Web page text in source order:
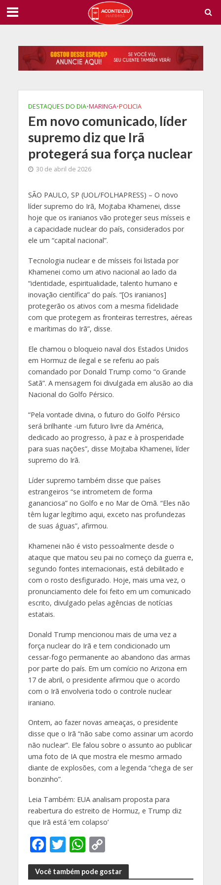
DESTAQUES DO DIA•MARINGA•POLICIA
Em novo comunicado, líder
supremo diz que Irã
protegerá sua força nuclear
30 de abril de 2026
SÃO PAULO, SP (UOL/FOLHAPRESS) – O novo
líder supremo do Irã, Mojtaba Khamenei, disse
hoje que os iranianos vão proteger seus mísseis e
a capacidade nuclear do país, considerados por
ele um “capital nacional”.
Tecnologia nuclear e de mísseis foi listada por
Khamenei como um ativo nacional ao lado da
“identidade, espiritualidade, talento humano e
inovação científica” do país. “[Os iranianos]
protegerão os ativos com a mesma fidelidade
com que protegem as fronteiras terrestres, aéreas
e marítimas do Irã”, disse.
Ele chamou o bloqueio naval dos Estados Unidos
em Hormuz de ilegal e se referiu ao país
comandado por Donald Trump como “o Grande
Satã”. A mensagem foi divulgada em alusão ao dia
Nacional do Golfo Pérsico.
“Pela vontade divina, o futuro do Golfo Pérsico
será brilhante -um futuro livre da América,
dedicado ao progresso, à paz e à prosperidade
para suas nações”, disse Mojtaba Khamenei, líder
supremo do Irã.
Líder supremo também disse que países
estrangeiros “se intrometem de forma
gananciosa” no Golfo e no Mar de Omã. “Eles não
têm lugar legítimo aqui, exceto nas profundezas
de suas águas”, afirmou.
Khamenei não é visto pessoalmente desde o
ataque que matou seu pai no começo da guerra e,
segundo fontes internacionais, está debilitado e
com o rosto desfigurado. Hoje, mais uma vez, o
pronunciamento dele foi feito em um comunicado
escrito, divulgado pelas agências de notícias
estatais.
Donald Trump mencionou mais de uma vez a
força nuclear do Irã e tem condicionado um
cessar-fogo permanente ao abandono das armas
por parte do país. Em um comício no Arizona em
17 de abril, o presidente afirmou que o acordo
com o Irã envolveria todo o controle nuclear
iraniano.
Ontem, ao fazer novas ameaças, o presidente
disse que o Irã “não sabe como assinar um acordo
não nuclear”. Ele falou sobre o assunto ao publicar
uma foto de IA que mostra ele mesmo armado
diante de explosões, com a legenda “chega de ser
bonzinho”.
Leia Também: EUA analisam proposta para
reabertura do estreito de Hormuz, e Trump diz
que Irã está ’em colapso’
F
ac
e
T
w
itt
W
h
at
C
o
p
Você também pode gostar